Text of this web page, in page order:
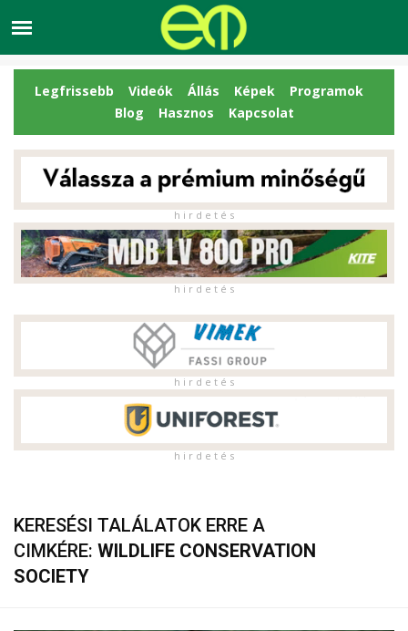
Legfrissebb Videók Állás Képek
Programok
Blog
Hasznos Kapcsolat
h i r d e t é s
h i r d e t é s
h i r d e t é s
h i r d e t é s
KERESÉSI TALÁLATOK ERRE A
CIMKÉRE: WILDLIFE CONSERVATION
SOCIETY